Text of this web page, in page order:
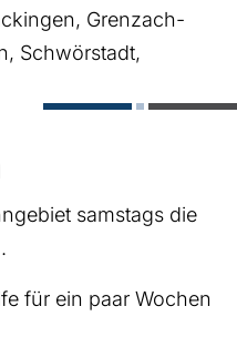
Grenzach-
Schwörstadt,
samstags die
für ein paar Wochen